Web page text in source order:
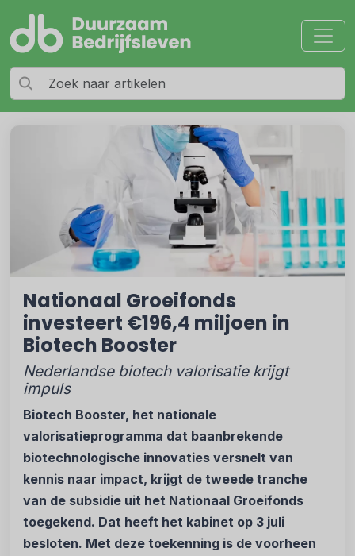
Nationaal Groeifonds
investeert €196,4 miljoen in
Biotech Booster
Nederlandse biotech valorisatie krijgt
impuls
Biotech Booster, het nationale
valorisatieprogramma dat baanbrekende
biotechnologische innovaties versnelt van
kennis naar impact, krijgt de tweede tranche
van de subsidie uit het Nationaal Groeifonds
toegekend. Dat heeft het kabinet op 3 juli
besloten. Met deze toekenning is de voorheen